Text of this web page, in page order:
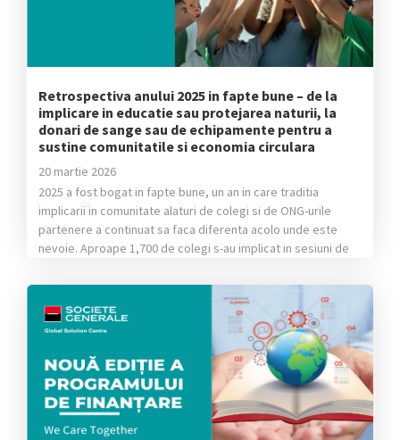
Retrospectiva anului 2025 in fapte bune – de la
implicare in educatie sau protejarea naturii, la
donari de sange sau de echipamente pentru a
sustine comunitatile si economia circulara
20 martie 2026
2025 a fost bogat in fapte bune, un an in care traditia
implicarii in comunitate alaturi de colegi si de ONG-urile
partenere a continuat sa faca diferenta acolo unde este
nevoie. Aproape 1,700 de colegi s-au implicat in sesiuni de
vulnerabile sa invete lucruri […]